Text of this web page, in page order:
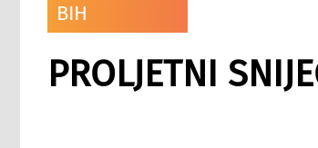
BIH
PROLJETNI